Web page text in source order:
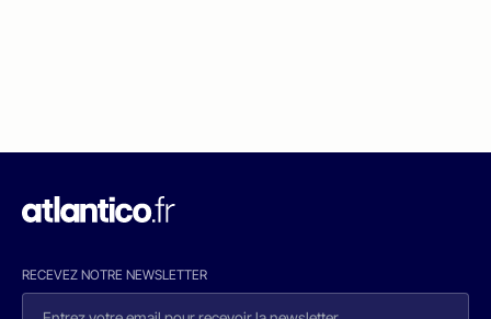
RECEVEZ NOTRE NEWSLETTER